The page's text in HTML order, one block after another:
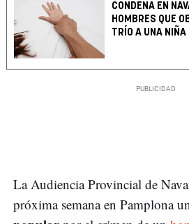
CONDENA EN
HOMBRES QUE
TRÍO A UNA NIÑA
La Audiencia Provincial de
próxima semana en Pamplona